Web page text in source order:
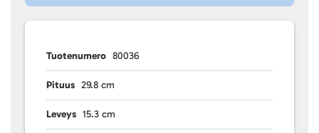
Tuotenumero 80036
Pituus 29.8 cm
Leveys 15.3 cm